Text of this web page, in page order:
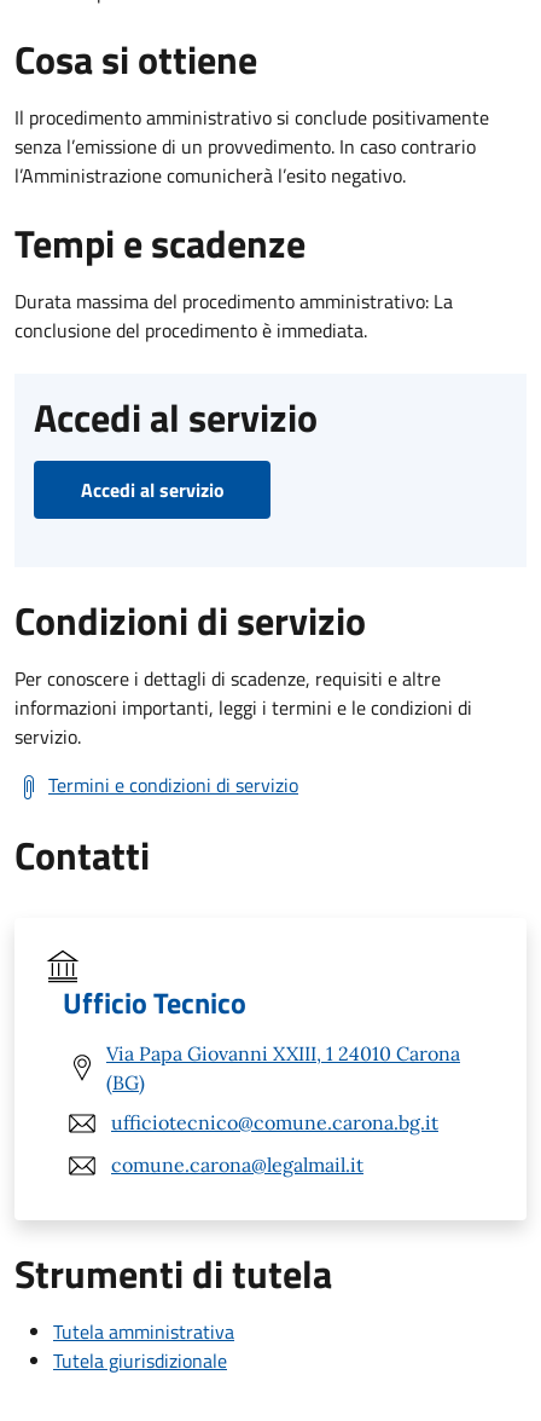
Cosa si ottiene
Il procedimento amministrativo si conclude positivamente
senza l’emissione di un provvedimento. In caso contrario
l’Amministrazione comunicherà l’esito negativo.
Tempi e scadenze
Durata massima del procedimento amministrativo: La
conclusione del procedimento è immediata.
Accedi al servizio
Accedi al servizio
Condizioni di servizio
Per conoscere i dettagli di scadenze, requisiti e altre
informazioni importanti, leggi i termini e le condizioni di
servizio.
Termini e condizioni di servizio
Contatti
Ufficio Tecnico
Via Papa Giovanni XXIII, 1 24010 Carona
(BG)
ufficiotecnico@comune.carona.bg.it
comune.carona@legalmail.it
Strumenti di tutela
Tutela amministrativa
Tutela giurisdizionale